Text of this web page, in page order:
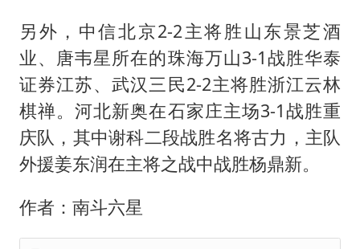
另外，中信北京2-2主将胜山东景芝酒
业、唐韦星所在的珠海万山3-1战胜华泰
证券江苏、武汉三民2-2主将胜浙江云林
棋禅。河北新奥在石家庄主场3-1战胜重
庆队，其中谢科二段战胜名将古力，主队
外援姜东润在主将之战中战胜杨鼎新。
作者：南斗六星